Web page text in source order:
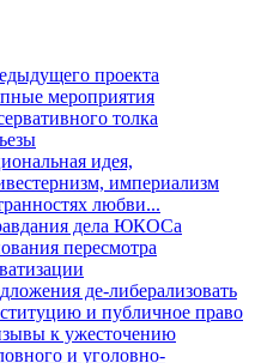
проекта
мероприятия
толка
идея,
империализм
любви...
дела ЮКОСа
пересмотра
де-либерализовать
и публичное право
к ужесточению
и уголовно-